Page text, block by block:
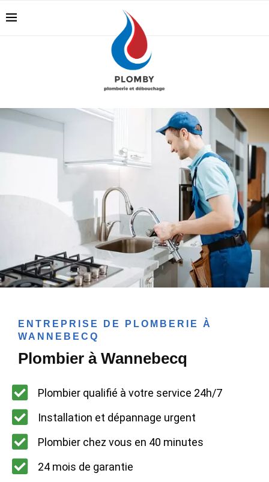
ENTREPRISE DE PLOMBERIE À
WANNEBECQ
Plombier à Wannebecq
Plombier qualifié à votre service 24h/7
Installation et dépannage urgent
Plombier chez vous en 40 minutes
24 mois de garantie